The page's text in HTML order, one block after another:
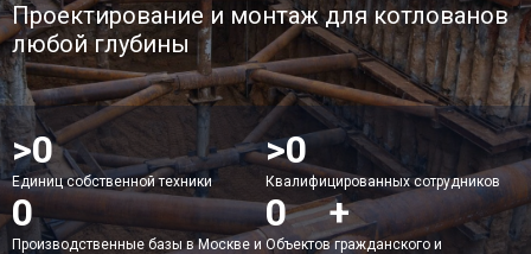
Проектирование и монтаж для котлованов
любой глубины
>50
Единиц собственной техники
>150
Квалифицированных сотрудников
2
Производственные базы в Москве и
200+
Объектов гражданского и